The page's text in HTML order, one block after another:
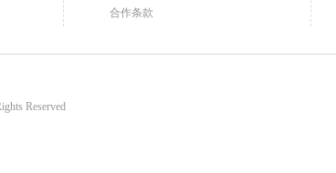
合作条款
Reserved